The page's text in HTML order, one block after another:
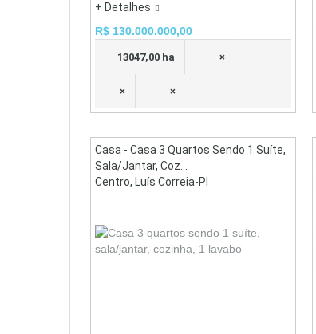
+ Detalhes
R$ 130.000.000,00
13047,00 ha ×
× ×
Casa - Casa 3 Quartos Sendo 1 Suíte,
Sala/jantar, Coz...
Centro, Luís Correia-PI